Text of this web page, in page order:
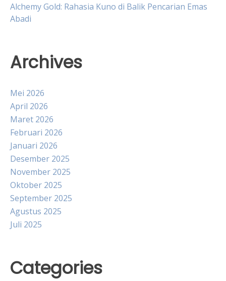
Alchemy Gold: Rahasia Kuno di Balik Pencarian Emas
Abadi
Archives
Mei 2026
April 2026
Maret 2026
Februari 2026
Januari 2026
Desember 2025
November 2025
Oktober 2025
September 2025
Agustus 2025
Juli 2025
Categories